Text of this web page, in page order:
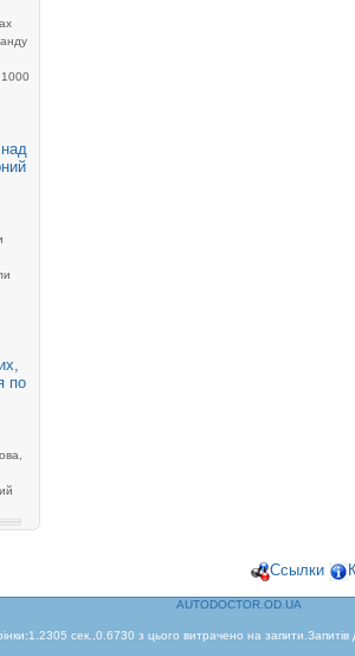
1000
по
Ссылки
AUTODOCTOR.OD.UA
сек.,0.6730 з цього витрачено на